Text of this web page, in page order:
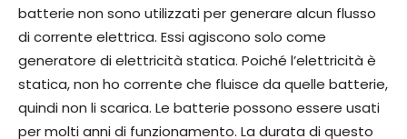
batterie non sono utilizzati per generare alcun flusso
di corrente elettrica. Essi agiscono solo come
generatore di elettricità statica. Poiché l’elettricità è
statica, non ho corrente che fluisce da quelle batterie,
quindi non li scarica. Le batterie possono essere usati
per molti anni di funzionamento. La durata di questo